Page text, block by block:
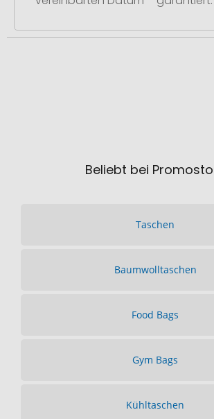
Beliebt bei
Taschen
Baumwolltaschen
Food Bags
Gym Bags
Kühltaschen